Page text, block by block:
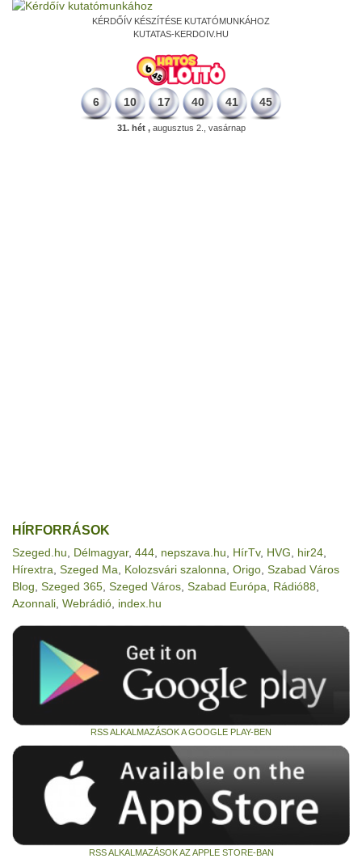
KÉRDŐÍV KÉSZÍTÉSE KUTATÓMUNKÁHOZ
KUTATAS-KERDOIV.HU
6 10 17 40 41 45
31. hét ,augusztus 2., vasárnap
HÍRFORRÁSOK
Szeged.hu Délmagyar, 444 nepszava.hu HírTv, HVG hir24
Hírextra Szeged Ma Kolozsvári szalonna Origo Szabad Város
Blog Szeged 365 Szeged Város Szabad Európa Rádió88
Azonnali Webrádió index.hu
RSS ALKALMAZÁSOK A GOOGLE PLAY-BEN
RSS ALKALMAZÁSOK AZ APPLE STORE-BAN